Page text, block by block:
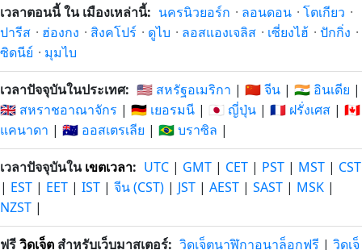
เวลาตอนนี้ ใน เมืองเหล่านี้: นครนิวยอร์ก · ลอนดอน · โตเกียว ·
ปารีส · ฮ่องกง · สิงคโปร์ · ดูไบ · ลอสแองเจลิส · เซี่ยงไฮ้ · ปักกิ่ง ·
ซิดนีย์ · มุมไบ
เวลาปัจจุบันในประเทศ: 🇺🇸 สหรัฐอเมริกา | 🇨🇳 จีน | 🇮🇳 อินเดีย |
🇬🇧 สหราชอาณาจักร | 🇩🇪 เยอรมนี | 🇯🇵 ญี่ปุ่น | 🇫🇷 ฝรั่งเศส | 🇨🇦
แคนาดา | 🇦🇺 ออสเตรเลีย | 🇧🇷 บราซิล |
เวลาปัจจุบันในเขตเวลา: UTC | GMT | CET | PST | MST | CST
| EST | EET | IST | จีน (CST) | JST | AEST | SAST | MSK |
NZST |
ฟรีวิดเจ็ต สำหรับเว็บมาสเตอร์: วิดเจ็ตนาฬิกาอนาล็อกฟรี | วิดเจ็